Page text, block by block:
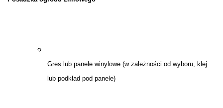
Gres lub panele winylowe (w zależności od wyboru, klej
lub podkład pod panele)